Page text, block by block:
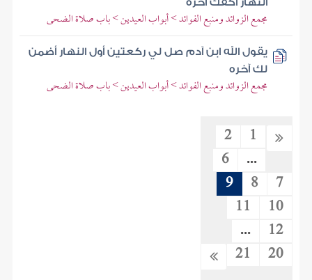
النهار أكفك آخره
مجمع الزوائد ومنبع الفوائد > أبواب العيدين > باب صلاة الضحى
يقول الله ابن آدم صل لي ركعتين أول النهار أضمن
لك آخره
مجمع الزوائد ومنبع الفوائد > أبواب العيدين > باب صلاة الضحى
1
2
...
6
7
8
9
10
11
12
...
20
21